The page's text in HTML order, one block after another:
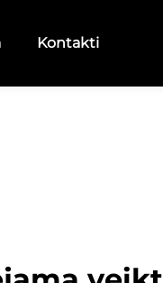
Kontakti